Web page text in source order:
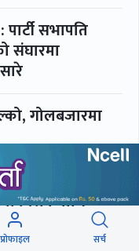
सभापति
संघारमा
गोलबजारमा
प्रोफाइल सर्च